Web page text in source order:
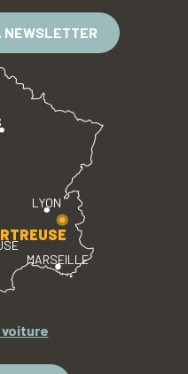
NEWSLETTER
LYON
MARSEILLE
voiture